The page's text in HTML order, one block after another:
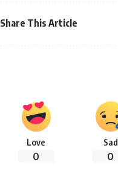
Share This Article
Love
0
Sad
0